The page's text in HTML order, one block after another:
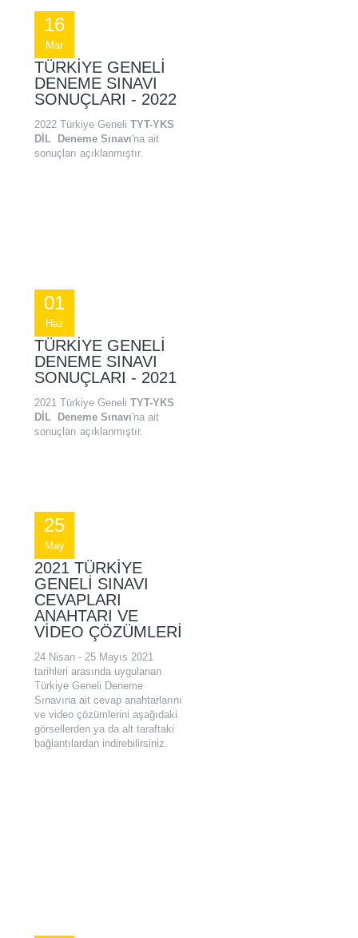
16
Mar
TÜRKIYE GENELI
DENEME SINAVI
SONUÇLARI - 2022
2022 Türkiye Geneli TYT-YKS
DİL Deneme Sınavı'na ait
sonuçları açıklanmıştır.
01
Haz
TÜRKIYE GENELI
DENEME SINAVI
SONUÇLARI - 2021
2021 Türkiye Geneli TYT-YKS
DİL Deneme Sınavı'na ait
sonuçları açıklanmıştır.
25
May
2021 TÜRKIYE
GENELI SINAVI
CEVAPLARI
ANAHTARI VE
VIDEO ÇÖZÜMLERI
24 Nisan - 25 Mayıs 2021
tarihleri arasında uygulanan
Türkiye Geneli Deneme
Sınavına ait cevap anahtarlarını
ve video çözümlerini aşağıdaki
görsellerden ya da alt taraftaki
bağlantılardan indirebilirsiniz.